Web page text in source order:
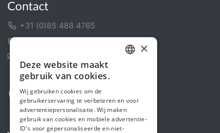
Contact
+31 (0)85 488 4765
ENGLISH
×
Deze website maakt
gebruik van cookies.
Wij gebruiken cookies om de
gebruikerservaring te verbeteren en voor
advertentiepersonalisatie. Wij maken
gebruik van cookies en mobiele advertentie-
ID's voor gepersonaliseerde en niet-